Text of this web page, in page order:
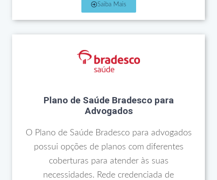
Saiba Mais
Plano de Saúde Bradesco para
Advogados
O Plano de Saúde Bradesco para advogados
possui opções de planos com diferentes
coberturas para atender às suas
necessidades. Rede credenciada de